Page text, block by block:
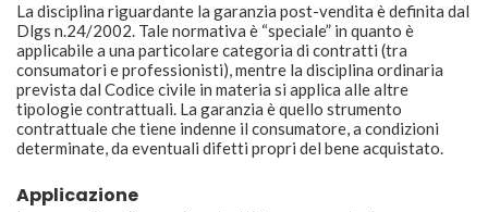
La disciplina riguardante la garanzia post-vendita è definita dal
Dlgs n.24/2002. Tale normativa è “speciale” in quanto è
applicabile a una particolare categoria di contratti (tra
consumatori e professionisti), mentre la disciplina ordinaria
prevista dal Codice civile in materia si applica alle altre
tipologie contrattuali. La garanzia è quello strumento
contrattuale che tiene indenne il consumatore, a condizioni
determinate, da eventuali difetti propri del bene acquistato.
Applicazione